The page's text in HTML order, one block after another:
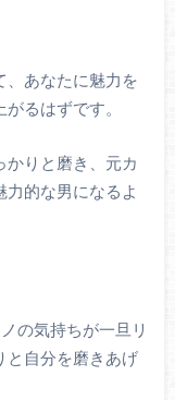
、あなたに魅力を
るはずです。
かりと磨き、元カ
力的な男になるよ
の気持ちが一旦リ
と自分を磨きあげ